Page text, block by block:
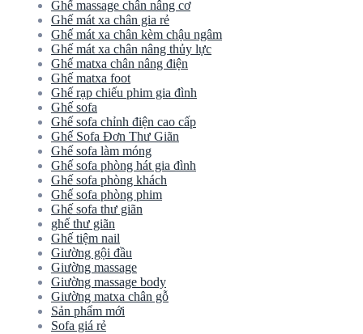
Ghế massage chân nâng cơ
Ghế mát xa chân gia rẻ
Ghế mát xa chân kèm chậu ngâm
Ghế mát xa chân nâng thủy lực
Ghế matxa chân nâng điện
Ghế matxa foot
Ghế rạp chiếu phim gia đình
Ghế sofa
Ghế sofa chỉnh điện cao cấp
Ghế Sofa Đơn Thư Giãn
Ghế sofa làm móng
Ghế sofa phòng hát gia đình
Ghế sofa phòng khách
Ghế sofa phòng phim
Ghế sofa thư giãn
ghế thư giãn
Ghế tiệm nail
Giường gội đầu
Giường massage
Giường massage body
Giường matxa chân gỗ
Sản phẩm mới
Sofa giá rẻ